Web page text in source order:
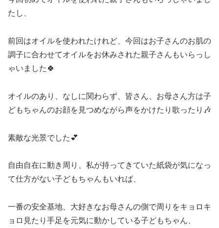
たし、
前回はオイルを使われたけれど、今回はお子さんのお肌の
調子に合わせてオイルをお休みされた親子さんもいらっし
ゃいました🍀
オイルのあり、なしに関わらず、皆さん、お母さん方は子
どもちゃんのお顔を見つめながら声をかけたり歌ったり🎶
素敵な光景でした💕
自由自在に動き周り、私が持ってきていた紙袋が気になっ
て仕方がない子どもちゃんもいれば、
一番の安全基地、大好きなお母さんの側で周りをキョロキ
ョロ見たり手足を元気に動かしている子どもちゃん、